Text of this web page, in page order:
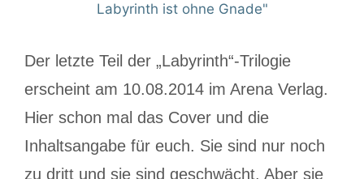
Der letzte Teil der „Labyrinth“-Trilogie
erscheint am 10.08.2014 im Arena Verlag.
Hier schon mal das Cover und die
Inhaltsangabe für euch. Sie sind nur noch
zu dritt und sie sind geschwächt. Aber sie